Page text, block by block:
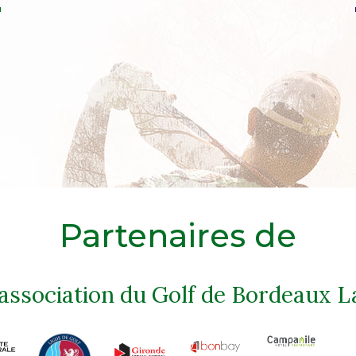
Partenaires de
du Golf de Bordeaux